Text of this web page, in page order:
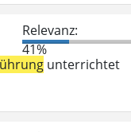
Relevanz:
41%
unterrichtet